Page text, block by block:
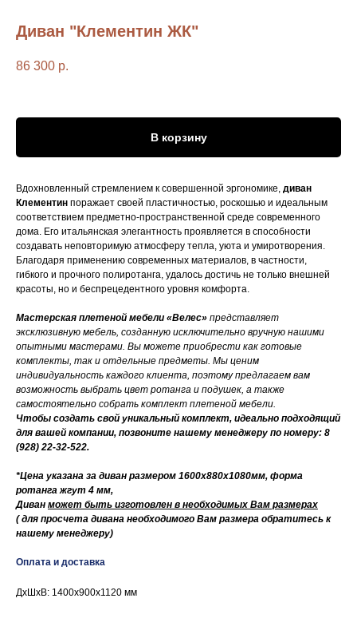
Диван "Клементин ЖК"
86 300 р.
В корзину
Вдохновленный стремлением к совершенной эргономике, диван
Клементин поражает своей пластичностью, роскошью и идеальным
соответствием предметно-пространственной среде современного
дома. Его итальянская элегантность проявляется в способности
создавать неповторимую атмосферу тепла, уюта и умиротворения.
Благодаря применению современных материалов, в частности,
гибкого и прочного полиротанга, удалось достичь не только внешней
красоты, но и беспрецедентного уровня комфорта.
Мастерская плетеной мебели «Велес» представляет
эксклюзивную мебель, созданную исключительно вручную нашими
опытными мастерами. Вы можете приобрести как готовые
комплекты, так и отдельные предметы. Мы ценим
индивидуальность каждого клиента, поэтому предлагаем вам
возможность выбрать цвет ротанга и подушек, а также
самостоятельно собрать комплект плетеной мебели.
Чтобы создать свой уникальный комплект, идеально подходящий
для вашей компании, позвоните нашему менеджеру по номеру: 8
(928) 22-32-522.
*Цена указана за диван размером 1600х880х1080мм, форма
ротанга жгут 4 мм,
Диван может быть изготовлен в необходимых Вам размерах
( для просчета дивана необходимого Вам размера обратитесь к
нашему менеджеру)
Оплата и доставка
ДxШxВ: 1400x900x1120 мм